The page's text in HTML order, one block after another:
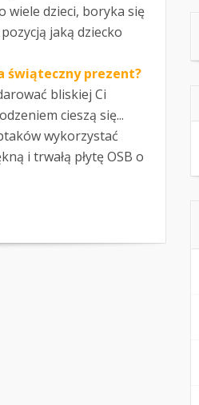
wiele dzieci, boryka się
jaką dziecko
świąteczny prezent?
bliskiej Ci
cieszą się...
wykorzystać
i trwałą płytę OSB o